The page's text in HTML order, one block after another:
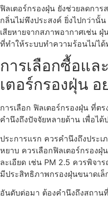
ฟิลเตอร์กรองฝุ่น ยังช่วยลดกา
กลิ่นไม่พึงประสงค์ ยิ่งไปกว่านั้
เสียหายจากสภาพอากาศเช่น
ที่ทำให้ระบบทำความร้อนไม่ได้
การเลือกซื้อแล
เตอร์กรองฝุ่น อ
การเลือก ฟิลเตอร์กรองฝุ่น ที่ต
คำนึงถึงปัจจัยหลายด้าน เพื่อไ
ประการแรก ควรคำนึงถึงประ
หยาบ ควรเลือกฟิลเตอร์กรอง
ละเอียด เช่น PM 2.5 ควรพิจา
มีประสิทธิภาพกรองฝุ่นขนาดเล็
อันดับต่อมา ต้องคำนึงถึงสถาน